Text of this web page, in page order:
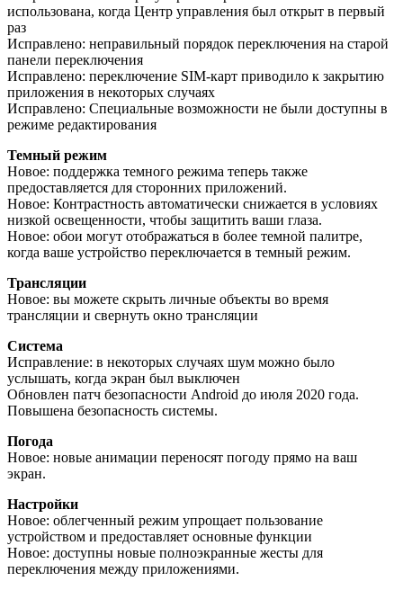
использована, когда Центр управления был открыт в первый
раз
Исправлено: неправильный порядок переключения на старой
панели переключения
Исправлено: переключение SIM-карт приводило к закрытию
приложения в некоторых случаях
Исправлено: Специальные возможности не были доступны в
режиме редактирования
Темный режим
Новое: поддержка темного режима теперь также
предоставляется для сторонних приложений.
Новое: Контрастность автоматически снижается в условиях
низкой освещенности, чтобы защитить ваши глаза.
Новое: обои могут отображаться в более темной палитре,
когда ваше устройство переключается в темный режим.
Трансляции
Новое: вы можете скрыть личные объекты во время
трансляции и свернуть окно трансляции
Система
Исправление: в некоторых случаях шум можно было
услышать, когда экран был выключен
Обновлен патч безопасности Android до июля 2020 года.
Повышена безопасность системы.
Погода
Новое: новые анимации переносят погоду прямо на ваш
экран.
Настройки
Новое: облегченный режим упрощает пользование
устройством и предоставляет основные функции
Новое: доступны новые полноэкранные жесты для
переключения между приложениями.